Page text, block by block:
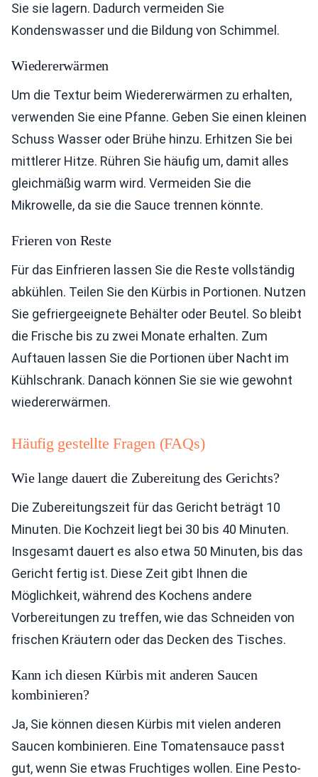
Sie sie lagern. Dadurch vermeiden Sie
Kondenswasser und die Bildung von Schimmel.
Wiedererwärmen
Um die Textur beim Wiedererwärmen zu erhalten,
verwenden Sie eine Pfanne. Geben Sie einen kleinen
Schuss Wasser oder Brühe hinzu. Erhitzen Sie bei
mittlerer Hitze. Rühren Sie häufig um, damit alles
gleichmäßig warm wird. Vermeiden Sie die
Mikrowelle, da sie die Sauce trennen könnte.
Frieren von Reste
Für das Einfrieren lassen Sie die Reste vollständig
abkühlen. Teilen Sie den Kürbis in Portionen. Nutzen
Sie gefriergeeignete Behälter oder Beutel. So bleibt
die Frische bis zu zwei Monate erhalten. Zum
Auftauen lassen Sie die Portionen über Nacht im
Kühlschrank. Danach können Sie sie wie gewohnt
wiedererwärmen.
Häufig gestellte Fragen (FAQs)
Wie lange dauert die Zubereitung des Gerichts?
Die Zubereitungszeit für das Gericht beträgt 10
Minuten. Die Kochzeit liegt bei 30 bis 40 Minuten.
Insgesamt dauert es also etwa 50 Minuten, bis das
Gericht fertig ist. Diese Zeit gibt Ihnen die
Möglichkeit, während des Kochens andere
Vorbereitungen zu treffen, wie das Schneiden von
frischen Kräutern oder das Decken des Tisches.
Kann ich diesen Kürbis mit anderen Saucen
kombinieren?
Ja, Sie können diesen Kürbis mit vielen anderen
Saucen kombinieren. Eine Tomatensauce passt
gut, wenn Sie etwas Fruchtiges wollen. Eine Pesto-